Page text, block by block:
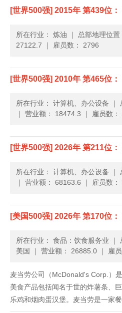
[世界500强] 2015年 第439位：
所在行业： 炼油 ｜ 总部地理位置
27122.7 ｜ 雇员数： 2796
[世界500强] 2010年 第465位：
所在行业： 计算机、办公设备 ｜
｜ 营业额： 18474.3 ｜ 雇员数
[世界500强] 2026年 第211位：
所在行业： 计算机、办公设备 ｜
｜ 营业额： 68163.6 ｜ 雇员数
[美国500强] 2026年 第170位：
所在行业： 食品：饮食服务业 ｜
美国
｜ 营业额： 26885.0 ｜ 雇
麦当劳公司（McDonald's Corp.）
美食产品包括闻名于世的炸薯条、
乐鸡和烟肉蛋汉堡。麦当劳是一家